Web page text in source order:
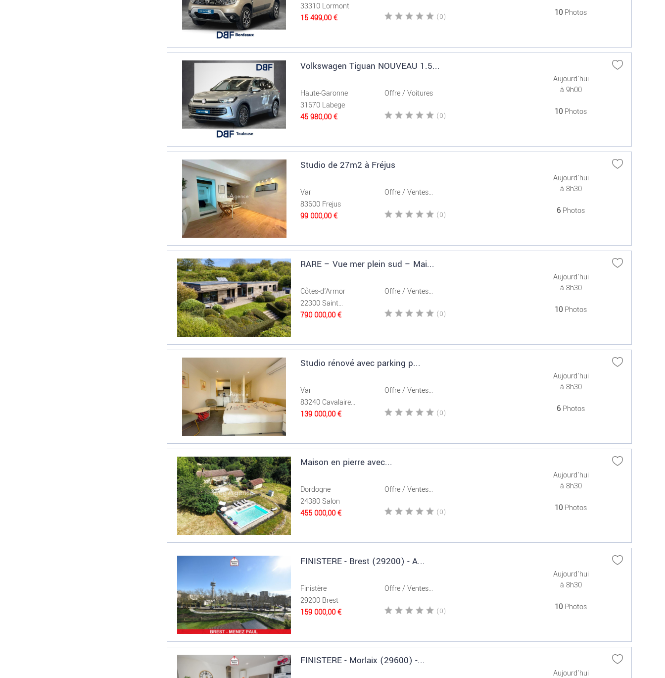
33310 Lormont
15 499,00 €
(0) 10 Photos
Volkswagen Tiguan NOUVEAU 1.5...
Haute-Garonne
31670 Labege
45 980,00 €
Offre / Voitures
(0)
Aujourd'hui
à 9h00
10 Photos
Studio de 27m2 à Fréjus
Var
83600 Frejus
99 000,00 €
Offre / Ventes...
(0)
Aujourd'hui
à 8h30
6 Photos
RARE – Vue mer plein sud – Mai...
Côtes-d'Armor
22300 Saint...
790 000,00 €
Offre / Ventes...
(0)
Aujourd'hui
à 8h30
10 Photos
Studio rénové avec parking p...
Var
83240 Cavalaire...
139 000,00 €
Offre / Ventes...
(0)
Aujourd'hui
à 8h30
6 Photos
Maison en pierre avec...
Dordogne
24380 Salon
455 000,00 €
Offre / Ventes...
(0)
Aujourd'hui
à 8h30
10 Photos
FINISTERE - Brest (29200) - A...
Finistère
29200 Brest
159 000,00 €
Offre / Ventes...
(0)
Aujourd'hui
à 8h30
10 Photos
FINISTERE - Morlaix (29600) -...
Aujourd'hui